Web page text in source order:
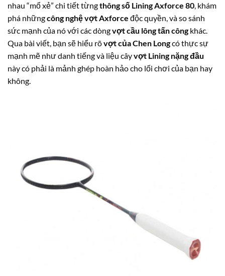
nhau “mổ xẻ” chi tiết từngthông số Lining Axforce 80, khám
phá nhữngcông nghệ vợt Axforce độc quyền, và so sánh
sức mạnh của nó với các dòngvợt cầu lông tấn côngkhác.
Qua bài viết, bạn sẽ hiểu rõvợt của Chen Longcó thực sự
mạnh mẽ như danh tiếng và liệu câyvợt Lining nặng đầu
này có phải là mảnh ghép hoàn hảo cho lối chơi của bạn hay
không.